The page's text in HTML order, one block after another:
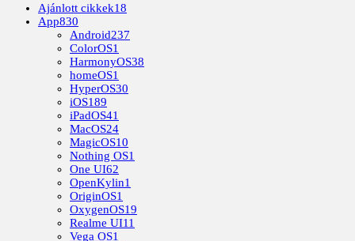
Ajánlott cikkek18
App830
Android237
ColorOS1
HarmonyOS38
homeOS1
HyperOS30
iOS189
iPadOS41
MacOS24
MagicOS10
Nothing OS1
One UI62
OpenKylin1
OriginOS1
OxygenOS19
Realme UI11
Vega OS1